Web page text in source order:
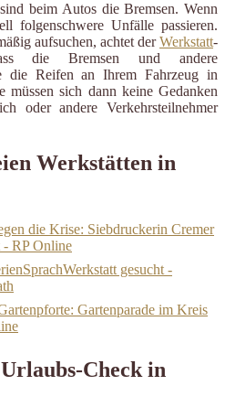
beim Autos die Bremsen. Wenn
folgenschwere Unfälle passieren.
aufsuchen, achtet derWerkstatt-
die Bremsen und andere
die Reifen an Ihrem Fahrzeug in
müssen sich dann keine Gedanken
oder andere Verkehrsteilnehmer
Werkstätten in
die Krise: Siebdruckerin Cremer
- RP Online
gesucht -
Gartenparade im Kreis
Check in